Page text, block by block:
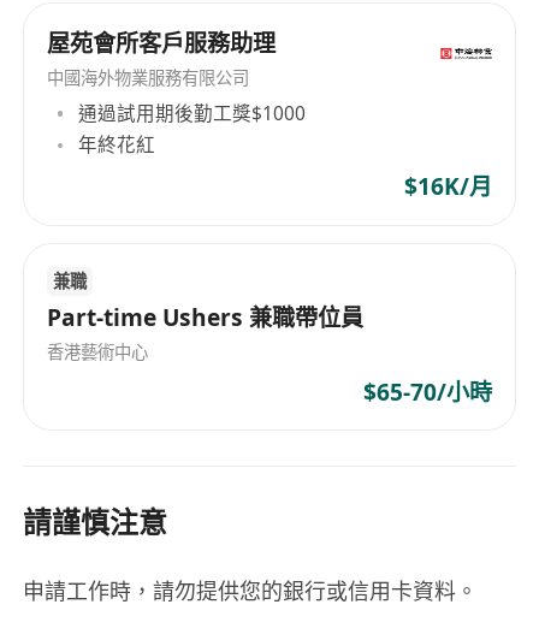
屋苑會所客戶服務助理
中國海外物業服務有限公司
通過試用期後勤工獎$1000
年終花紅
$16K/月
兼職
Part-time Ushers 兼職帶位員
香港藝術中心
$65-70/小時
請謹慎注意
申請工作時，請勿提供您的銀行或信用卡資料。